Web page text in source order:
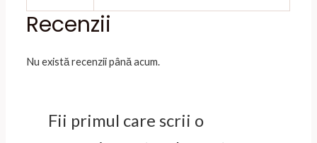
Recenzii
Nu există recenzii până acum.
Fii primul care scrii o